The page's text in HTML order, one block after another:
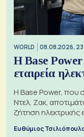
WORLD 08.08.2026,
Η Base Power
εταιρεία
Η Base Power, που
Ντελ, Ζακ,
ζήτηση
Ευθύμιος